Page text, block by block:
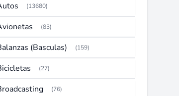
(13680)
(83)
(Basculas) (159)
(27)
(76)